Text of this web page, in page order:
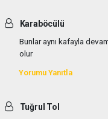
Karaböcülü
Bunlar aynı kafayla
olur
Yorumu Yanıtla
Tuğrul Tol